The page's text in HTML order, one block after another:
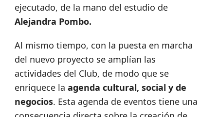
ejecutado, de la mano del estudio de
Alejandra Pombo.
Al mismo tiempo, con la puesta en marcha
del nuevo proyecto se amplían las
actividades del Club, de modo que se
enriquece la agenda cultural, social y de
negocios. Esta agenda de eventos tiene una